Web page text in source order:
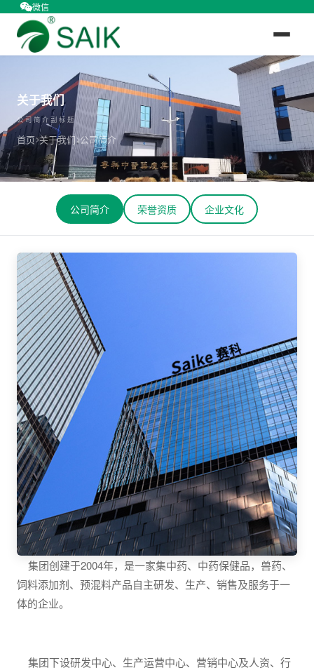
微信
关于我们
公司简介副标题
首页 关于我们 公司简介
公司简介 荣誉资质 企业文化
集团创建于2004年，是一家集中药、中药保健品，兽药、
饲料添加剂、预混料产品自主研发、生产、销售及服务于一
体的企业。
集团下设研发中心、生产运营中心、营销中心及人资、行